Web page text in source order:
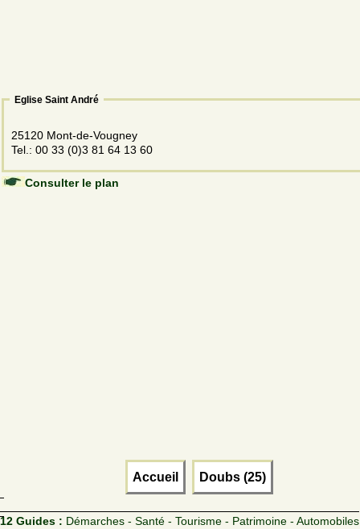
Eglise Saint André
25120 Mont-de-Vougney
Tel.: 00 33 (0)3 81 64 13 60
Consulter le plan
Accueil Doubs (25)
12 Guides : Démarches - Santé - Tourisme - Patrimoine - Automobiles